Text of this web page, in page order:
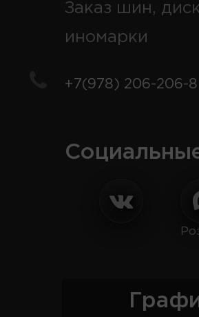
Заказ шин,
иномарки
+7(978) 206-206-8